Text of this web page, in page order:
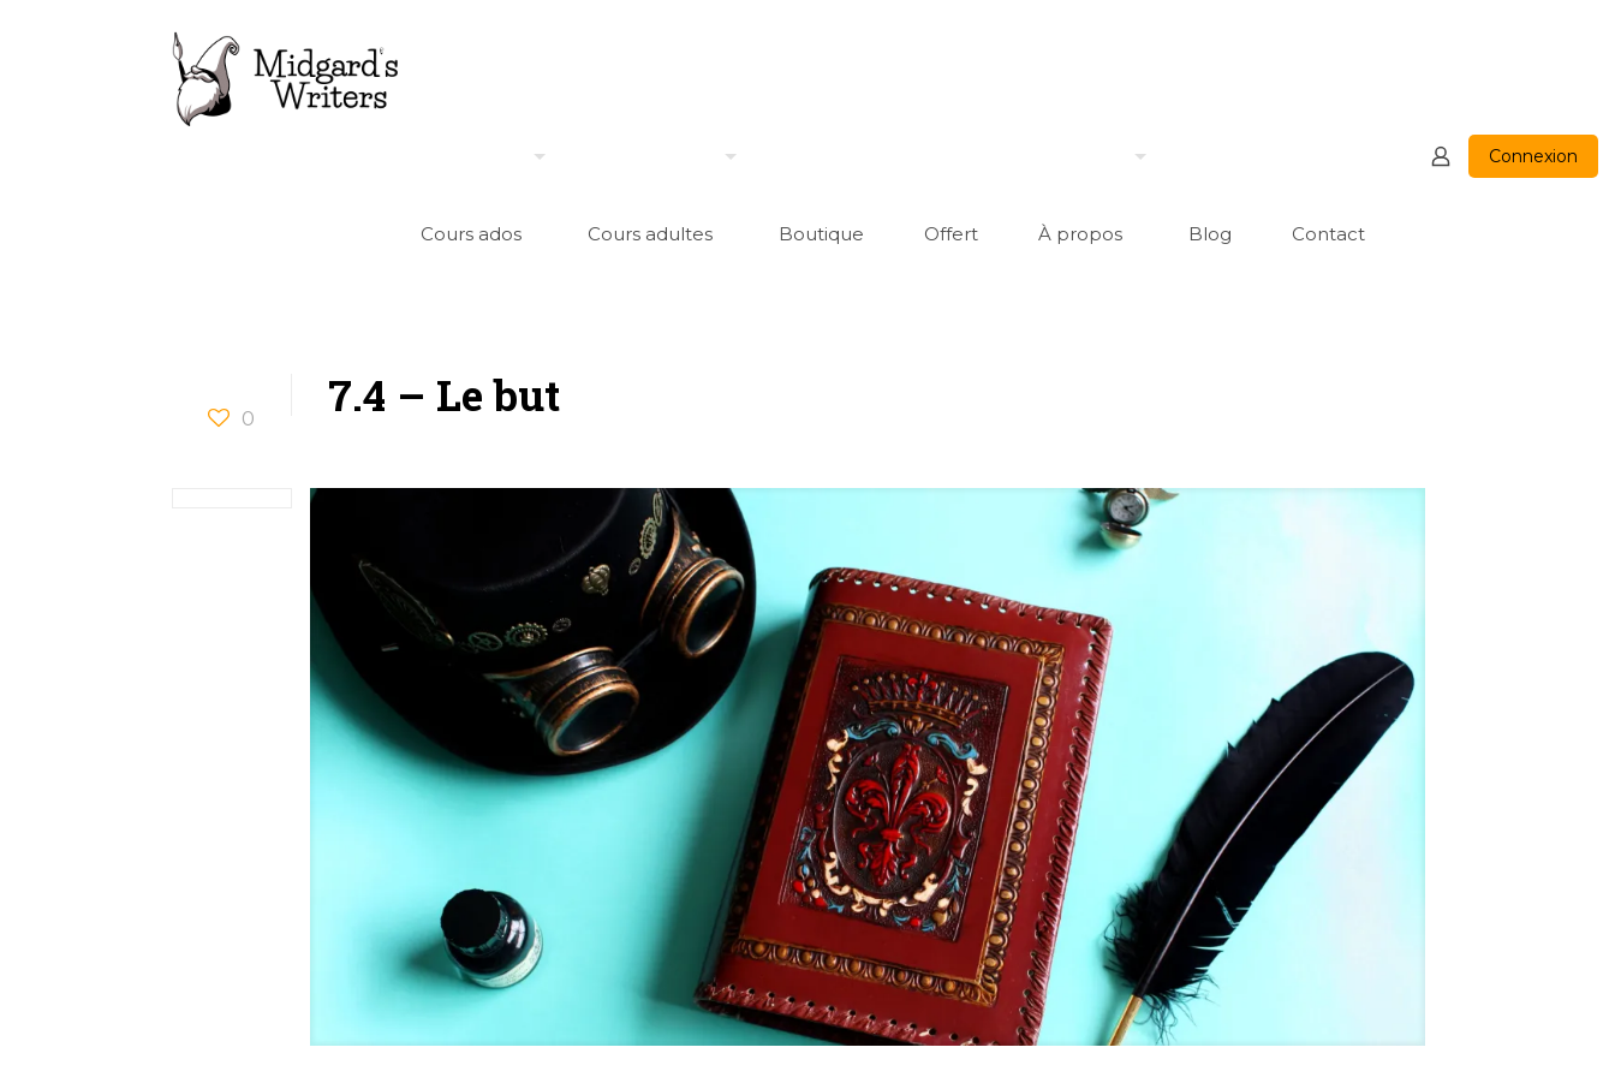
Cours ados Cours adultes Boutique Offert À propos Blog Contact
Connexion
0 7.4 – Le but